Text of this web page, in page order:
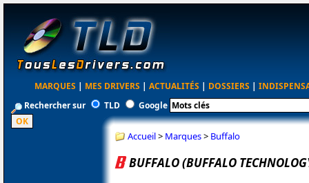
MARQUES | MES DRIVERS | ACTUALITÉS | DOSSIERS |
Rechercher sur
TLD Google
Accueil> Marques> Buffalo
BUFFALO (BUFFALO